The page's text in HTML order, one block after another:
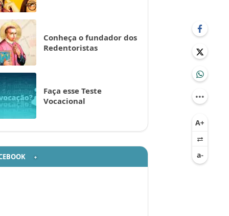
Conheça o fundador dos
Redentoristas
Faça esse Teste
Vocacional